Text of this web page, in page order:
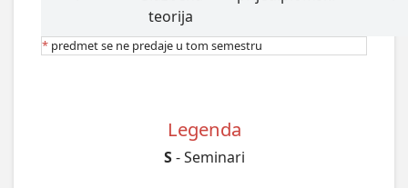
teorija
* predmet se ne predaje u tom semestru
Legenda
S- Seminari